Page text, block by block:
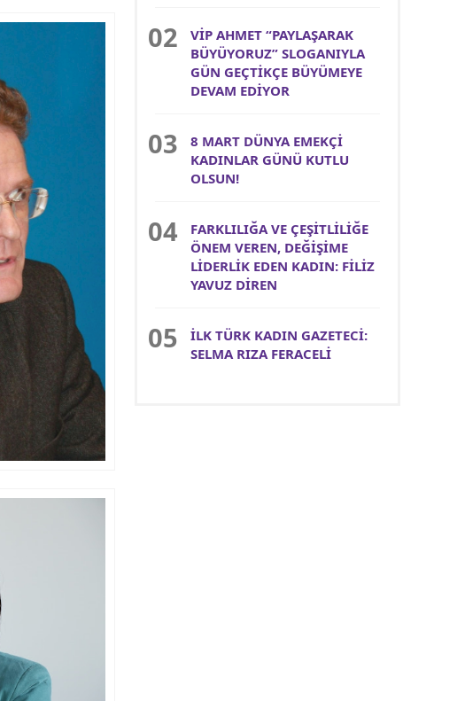
VİP AHMET “PAYLAŞARAK
BÜYÜYORUZ” SLOGANIYLA
GÜN GEÇTİKÇE BÜYÜMEYE
DEVAM EDİYOR
8 MART DÜNYA EMEKÇİ
KADINLAR GÜNÜ KUTLU
OLSUN!
FARKLILIĞA VE ÇEŞİTLİLİĞE
ÖNEM VEREN, DEĞİŞİME
LİDERLİK EDEN KADIN: FİLİZ
YAVUZ DİREN
İLK TÜRK KADIN GAZETECİ:
SELMA RIZA FERACELİ